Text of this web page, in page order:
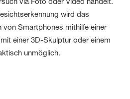
wird das
von Smartphones mithilfe einer
einer 3D-Skulptur oder einem
unmöglich.